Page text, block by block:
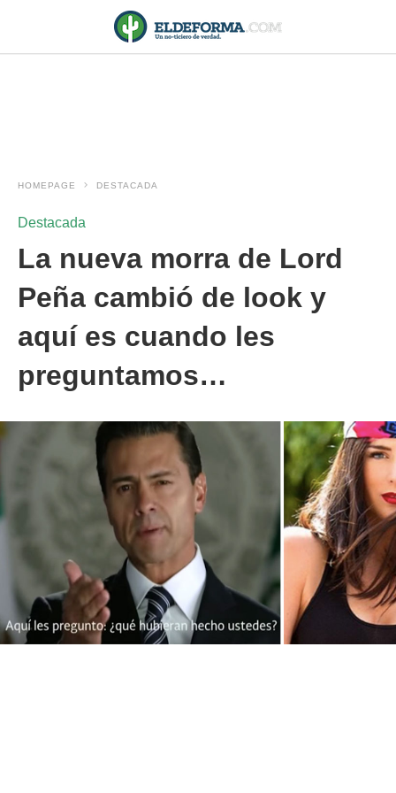
HOMEPAGE DESTACADA
Destacada
La nueva morra de Lord
Peña cambió de look y
aquí es cuando les
preguntamos…